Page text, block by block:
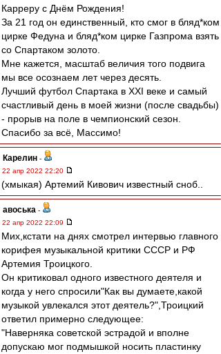
Карреру с Днём Рождения!
За 21 год он единственный, кто смог в бляд*ком
цирке Федуна и бляд*ком цирке Газпрома взять
со Спартаком золото.
Мне кажется, масштаб величия того подвига
мы все осознаем лет через десять.
Лучший футбол Спартака в XXI веке и самый
счастливый день в моей жизни (после свадьбы)
- прорыв на поле в чемпионский сезон.
Спасибо за всё, Массимо!
Карелин -
22 апр 2022 22:20
(хмыкая) Артемий Кивович известный сноб..
авоська -
22 апр 2022 22:09
Мих,кстати на днях смотрел интервью главного
корифея музыкальной критики СССР и РФ
Артемия Троицкого.
Он критиковал одного известного деятеля и
когда у него спросили"Как вы думаете,какой
музыкой увлекался этот деятель?",Троицкий
ответил примерно следующее:
"Наверняка советской эстрадой и вполне
допускаю мог подмышкой носить пластинку